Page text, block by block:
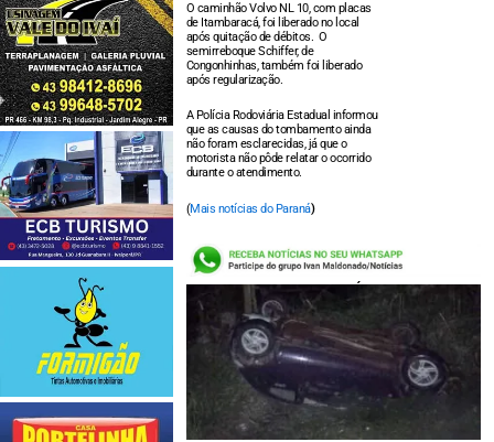
O caminhão Volvo NL 10, com placas
de Itambaracá, foi liberado no local
após quitação de débitos. O
semirreboque Schiffer, de
Congonhinhas, também foi liberado
após regularização.
A Polícia Rodoviária Estadual informou
que as causas do tombamento ainda
não foram esclarecidas, já que o
motorista não pôde relatar o ocorrido
durante o atendimento.
(Mais notícias do Paraná)
LEIA TAMBÉM: